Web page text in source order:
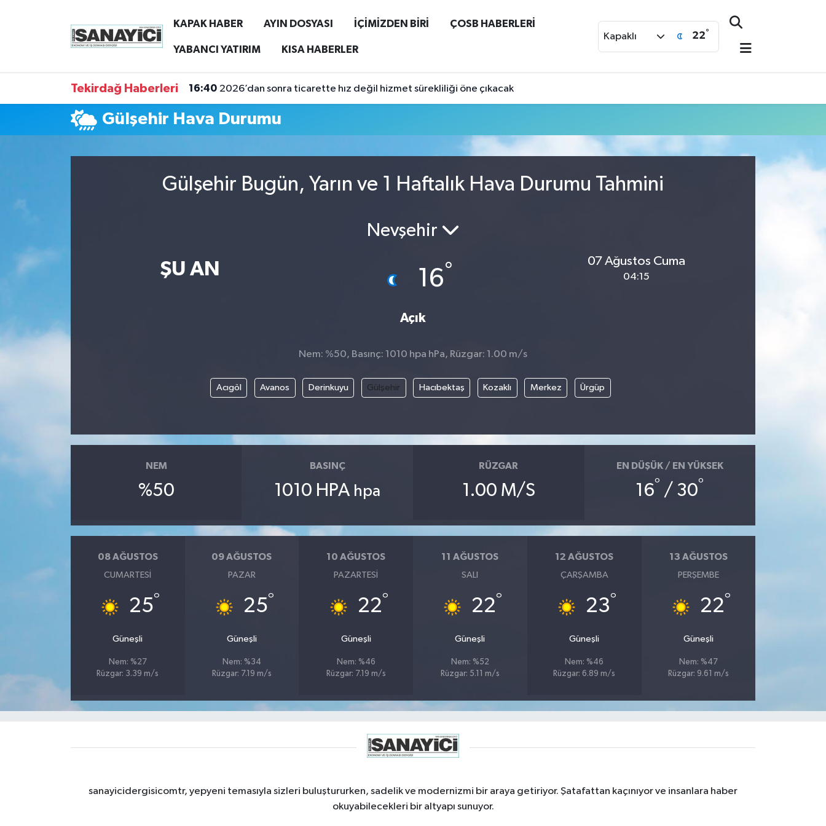
KAPAK HABER AYIN DOSYASI İÇİMİZDEN BİRİ ÇOSB HABERLERİ
YABANCI YATIRIM KISA HABERLER
Kapaklı 22°
Tekirdağ Haberleri 16:40 2026’dan sonra ticarette hız değil hizmet sürekliliği öne çıkacak
Gülşehir Hava Durumu
Gülşehir Bugün, Yarın ve 1 Haftalık Hava Durumu Tahmini
ŞU AN
Nevşehir
16°
Açık
07 Ağustos Cuma
04:15
Nem: %50, Basınç: 1010 hpa hPa, Rüzgar: 1.00 m/s
Acıgöl Avanos Derinkuyu Gülşehir Hacıbektaş Kozaklı Merkez Ürgüp
NEM
%50
BASINÇ
1010 HPA hpa
RÜZGAR
1.00 M/S
EN DÜŞÜK / EN YÜKSEK
16° / 30°
08 AĞUSTOS
CUMARTESI
25°
Güneşli
Nem: %27
Rüzgar: 3.39 m/s
09 AĞUSTOS
PAZAR
25°
Güneşli
Nem: %34
Rüzgar: 7.19 m/s
10 AĞUSTOS
PAZARTESI
22°
Güneşli
Nem: %46
Rüzgar: 7.19 m/s
11 AĞUSTOS
SALI
22°
Güneşli
Nem: %52
Rüzgar: 5.11 m/s
12 AĞUSTOS
ÇARŞAMBA
23°
Güneşli
Nem: %46
Rüzgar: 6.89 m/s
13 AĞUSTOS
PERŞEMBE
22°
Güneşli
Nem: %47
Rüzgar: 9.61 m/s
sanayicidergisicomtr, yepyeni temasıyla sizleri buluştururken, sadelik ve modernizmi bir araya getiriyor. Şatafattan kaçınıyor ve insanlara haber
okuyabilecekleri bir altyapı sunuyor.
Tekirdağ Nöbetçi Eczaneler
Tekirdağ Namaz Vakitleri
Haber Arşivi